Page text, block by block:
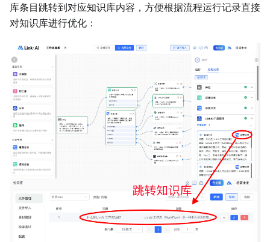
库条目跳转到对应知识库内容，方便根据流程运行记录直接
对知识库进行优化：